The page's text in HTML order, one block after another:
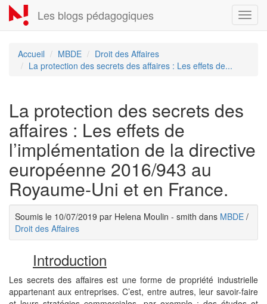
Aller
au
contenu
Les blogs pédagogiques
Accueil MBDE
Droit des Affaires
La protection des secrets des affaires : Les effets de...
La protection des secrets des
affaires : Les effets de
l’implémentation de la directive
européenne 2016/943 au
Royaume-Uni et en France.
Soumis le 10/07/2019 par Helena Moulin - smith dans MBDE /
Droit des Affaires
Introduction
Les secrets des affaires est une forme de propriété industrielle
appartenant aux entreprises. C’est, entre autres, leur savoir-faire